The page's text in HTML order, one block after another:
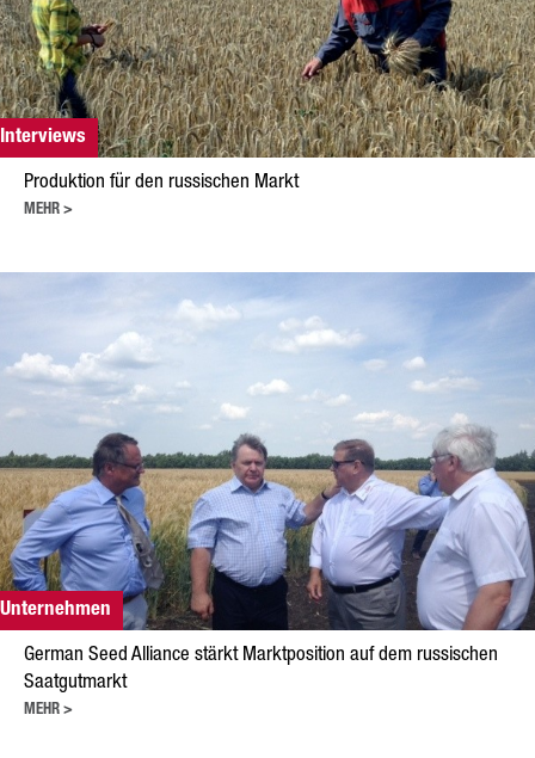
Interviews
Produktion für den russischen Markt
MEHR >
Unternehmen
German Seed Alliance stärkt Marktposition auf dem russischen
Saatgutmarkt
MEHR >
Sonnenblumen
Mais
Lein
Leistungen
Züchtung
Beratung
Logistik
News
Kontakt
GSA Russland
GSA Deutschland